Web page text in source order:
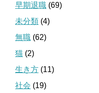
早期退職 (69)
未分類 (4)
無職 (62)
猫 (2)
生き方 (11)
社会 (19)